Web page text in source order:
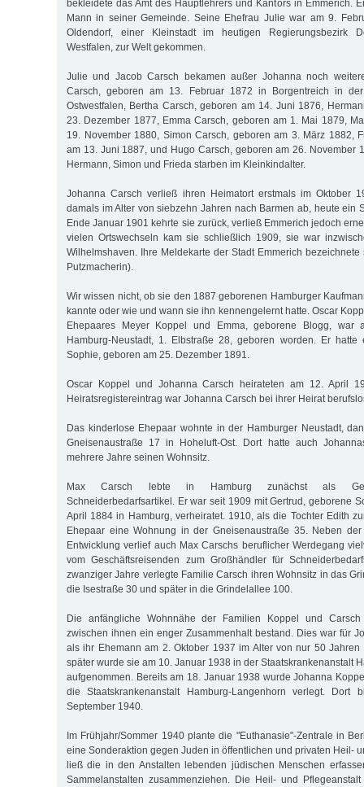
bekleidete das Amt des Hauptlehrers und Kantors in Emmerich.
Mann in seiner Gemeinde. Seine Ehefrau Julie war am 9.
Oldendorf, einer Kleinstadt im heutigen Regierungsbezirk
Westfalen, zur Welt gekommen.
Julie und Jacob Carsch bekamen außer Johanna noch
Carsch, geboren am 13. Februar 1872 in Borgentreich in
Ostwestfalen, Bertha Carsch, geboren am 14. Juni 1876,
23. Dezember 1877, Emma Carsch, geboren am 1. Mai 1879,
19. November 1880, Simon Carsch, geboren am 3. März 1882,
am 13. Juni 1887, und Hugo Carsch, geboren am 26. November
Hermann, Simon und Frieda starben im Kleinkindalter.
Johanna Carsch verließ ihren Heimatort erstmals im Oktober
damals im Alter von siebzehn Jahren nach Barmen ab, heute ein
Ende Januar 1901 kehrte sie zurück, verließ Emmerich jedoch
vielen Ortswechseln kam sie schließlich 1909, sie war
Wilhelmshaven. Ihre Meldekarte der Stadt Emmerich
Putzmacherin).
Wir wissen nicht, ob sie den 1887 geborenen Hamburger
kannte oder wie und wann sie ihn kennengelernt hatte. Oscar
Ehepaares Meyer Koppel und Emma, geborene Blogg, war
Hamburg-Neustadt, 1. Elbstraße 28, geboren worden. Er hatte
Sophie, geboren am 25. Dezember 1891.
Oscar Koppel und Johanna Carsch heirateten am 12. April
Heiratsregistereintrag war Johanna Carsch bei ihrer Heirat
Das kinderlose Ehepaar wohnte in der Hamburger Neustadt,
Gneisenaustraße 17 in Hoheluft-Ost. Dort hatte auch
mehrere Jahre seinen Wohnsitz.
Max Carsch lebte in Hamburg zunächst als
Schneiderbedarfsartikel. Er war seit 1909 mit Gertrud, geborene
April 1884 in Hamburg, verheiratet. 1910, als die Tochter Edith
Ehepaar eine Wohnung in der Gneisenaustraße 35. Neben
Entwicklung verlief auch Max Carschs beruflicher Werdegang
vom Geschäftsreisenden zum Großhändler für
zwanziger Jahre verlegte Familie Carsch ihren Wohnsitz in das
die Isestraße 30 und später in die Grindelallee 100.
Die anfängliche Wohnnähe der Familien Koppel und
zwischen ihnen ein enger Zusammenhalt bestand. Dies war für
als ihr Ehemann am 2. Oktober 1937 im Alter von nur 50 Jahren
später wurde sie am 10. Januar 1938 in der Staatskrankenanstalt
aufgenommen. Bereits am 18. Januar 1938 wurde Johanna
die Staatskrankenanstalt Hamburg-Langenhorn verlegt.
September 1940.
Im Frühjahr/Sommer 1940 plante die "Euthanasie"-Zentrale in
eine Sonderaktion gegen Juden in öffentlichen und privaten Heil-
ließ die in den Anstalten lebenden jüdischen Menschen
Sammelanstalten zusammenziehen. Die Heil- und